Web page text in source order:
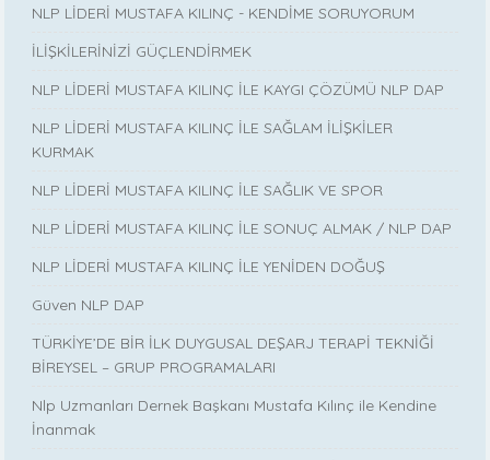
NLP LİDERİ MUSTAFA KILINÇ - KENDİME SORUYORUM
İLİŞKİLERİNİZİ GÜÇLENDİRMEK
NLP LİDERİ MUSTAFA KILINÇ İLE KAYGI ÇÖZÜMÜ NLP DAP
NLP LİDERİ MUSTAFA KILINÇ İLE SAĞLAM İLİŞKİLER
KURMAK
NLP LİDERİ MUSTAFA KILINÇ İLE SAĞLIK VE SPOR
NLP LİDERİ MUSTAFA KILINÇ İLE SONUÇ ALMAK / NLP DAP
NLP LİDERİ MUSTAFA KILINÇ İLE YENİDEN DOĞUŞ
Güven NLP DAP
TÜRKİYE’DE BİR İLK DUYGUSAL DEŞARJ TERAPİ TEKNİĞİ
BİREYSEL – GRUP PROGRAMALARI
Nlp Uzmanları Dernek Başkanı Mustafa Kılınç ile Kendine
İnanmak